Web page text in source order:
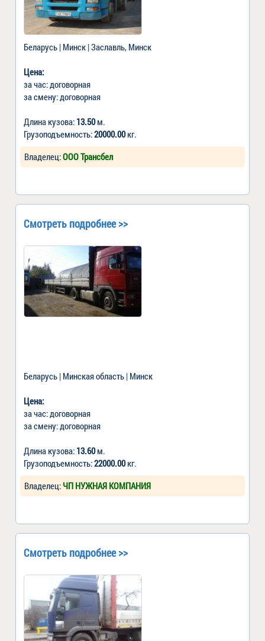
Беларусь | Минск | Заславль, Минск
Цена:
за час: договорная
за смену: договорная
Длина кузова: 13.50м.
Грузоподъемность:20000.00кг.
Владелец:ООО Трансбел
Смотреть подробнее >>
Беларусь | Минская область | Минск
Цена:
за час: договорная
за смену: договорная
Длина кузова: 13.60м.
Грузоподъемность:22000.00кг.
Владелец: ЧП НУЖНАЯ КОМПАНИЯ
Смотреть подробнее >>